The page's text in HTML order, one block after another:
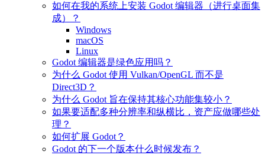
如何在我的系统上安装 Godot 编辑器（进行桌面集
成）？
Windows
macOS
Linux
Godot 编辑器是绿色应用吗？
为什么 Godot 使用 Vulkan/OpenGL 而不是
Direct3D？
为什么 Godot 旨在保持其核心功能集较小？
如果要适配多种分辨率和纵横比，资产应做哪些处
理？
如何扩展 Godot？
Godot 的下一个版本什么时候发布？